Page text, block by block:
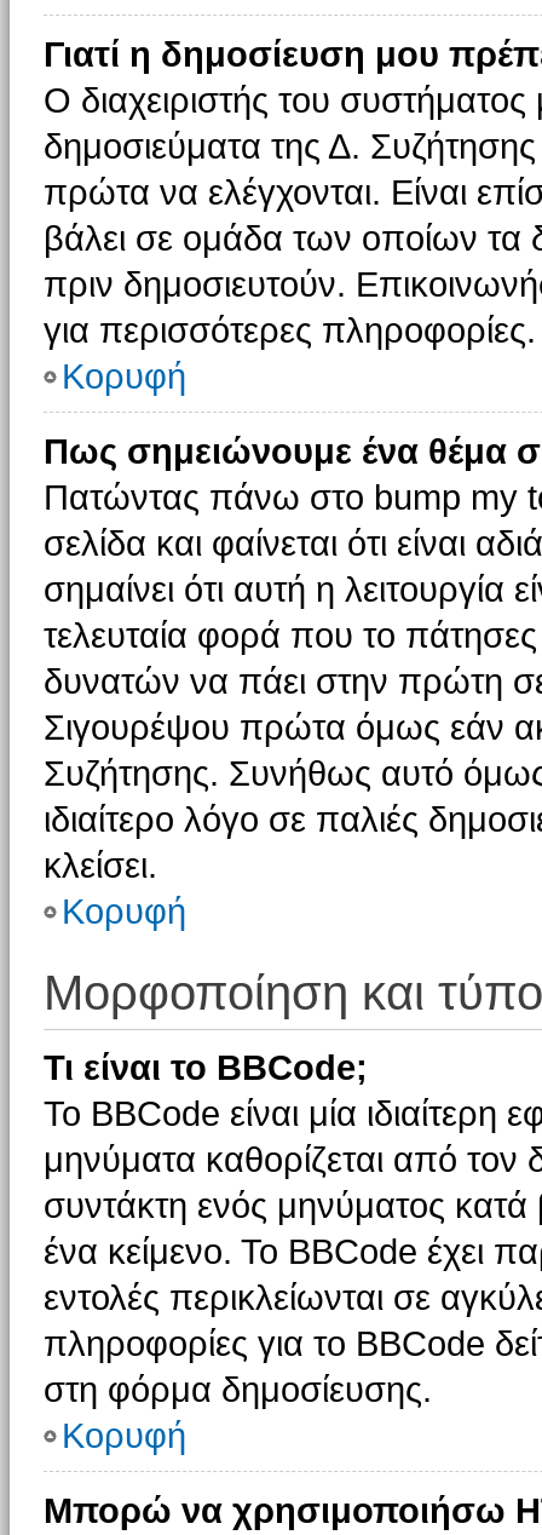
Γιατί η δημοσίευση μου
Ο διαχειριστής του συστήματος
δημοσιεύματα της Δ.
πρώτα να ελέγχονται. Είναι
βάλει σε ομάδα των οποίων τα
πριν δημοσιευτούν.
για περισσότερες πληροφορίες.
Κορυφή
Πως σημειώνουμε ένα θέμα
Πατώντας πάνω στο bump my
σελίδα και φαίνεται ότι είναι
σημαίνει ότι αυτή η λειτουργία
τελευταία φορά που το πάτησες
δυνατών να πάει στην πρώτη
Σιγουρέψου πρώτα όμως εάν
Συζήτησης. Συνήθως αυτό όμως
ιδιαίτερο λόγο σε παλιές
κλείσει.
Κορυφή
Μορφοποίηση και
Τι είναι το BBCode;
Το BBCode είναι μία
μηνύματα καθορίζεται από τον
συντάκτη ενός μηνύματος
ένα κείμενο. Το BBCode έχει
εντολές περικλείωνται σε
πληροφορίες για το BBCode
στη φόρμα δημοσίευσης.
Κορυφή
Μπορώ να χρησιμοποιήσω